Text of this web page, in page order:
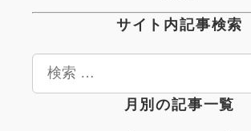
サイト内記事検索
検
月別の記事一覧